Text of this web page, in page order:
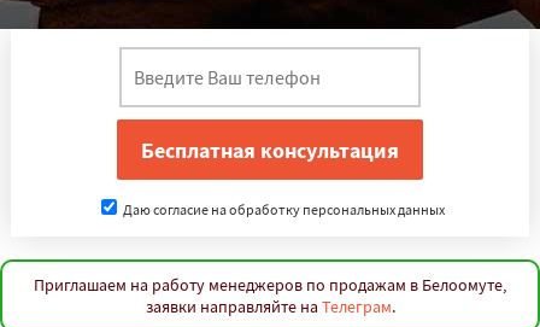
Даю согласие на обработку персональных данных
Приглашаем на работу менеджеров по продажам в Белоомуте,
заявки направляйте на Телеграм.